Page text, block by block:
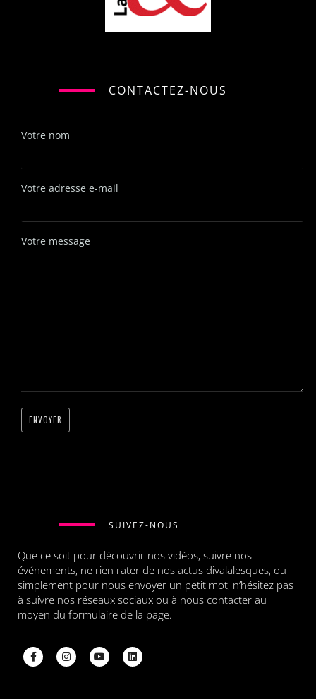
CONTACTEZ-NOUS
Votre nom
Votre adresse e-mail
Votre message
SUIVEZ-NOUS
Que ce soit pour découvrir nos vidéos, suivre nos
événements, ne rien rater de nos actus divalalesques, ou
simplement pour nous envoyer un petit mot, n’hésitez pas
à suivre nos réseaux sociaux ou à nous contacter au
moyen du formulaire de la page.